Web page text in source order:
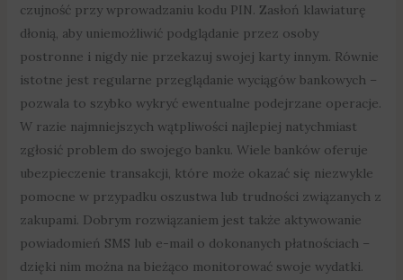
czujność przy wprowadzaniu kodu PIN. Zasłoń klawiaturę
dłonią, aby uniemożliwić podglądanie przez osoby
postronne i nigdy nie przekazuj swojej karty innym. Równie
istotne jest regularne przeglądanie wyciągów bankowych –
pozwala to szybko wykryć ewentualne podejrzane operacje.
W razie najmniejszych wątpliwości najlepiej natychmiast
zgłosić problem do swojego banku. Wiele banków oferuje
ubezpieczenie transakcji, które może okazać się niezwykle
pomocne w przypadku oszustwa lub trudności związanych z
zakupami. Dobrym rozwiązaniem jest także aktywowanie
powiadomień SMS lub e-mail o dokonanych płatnościach –
dzięki nim można na bieżąco monitorować swoje wydatki.